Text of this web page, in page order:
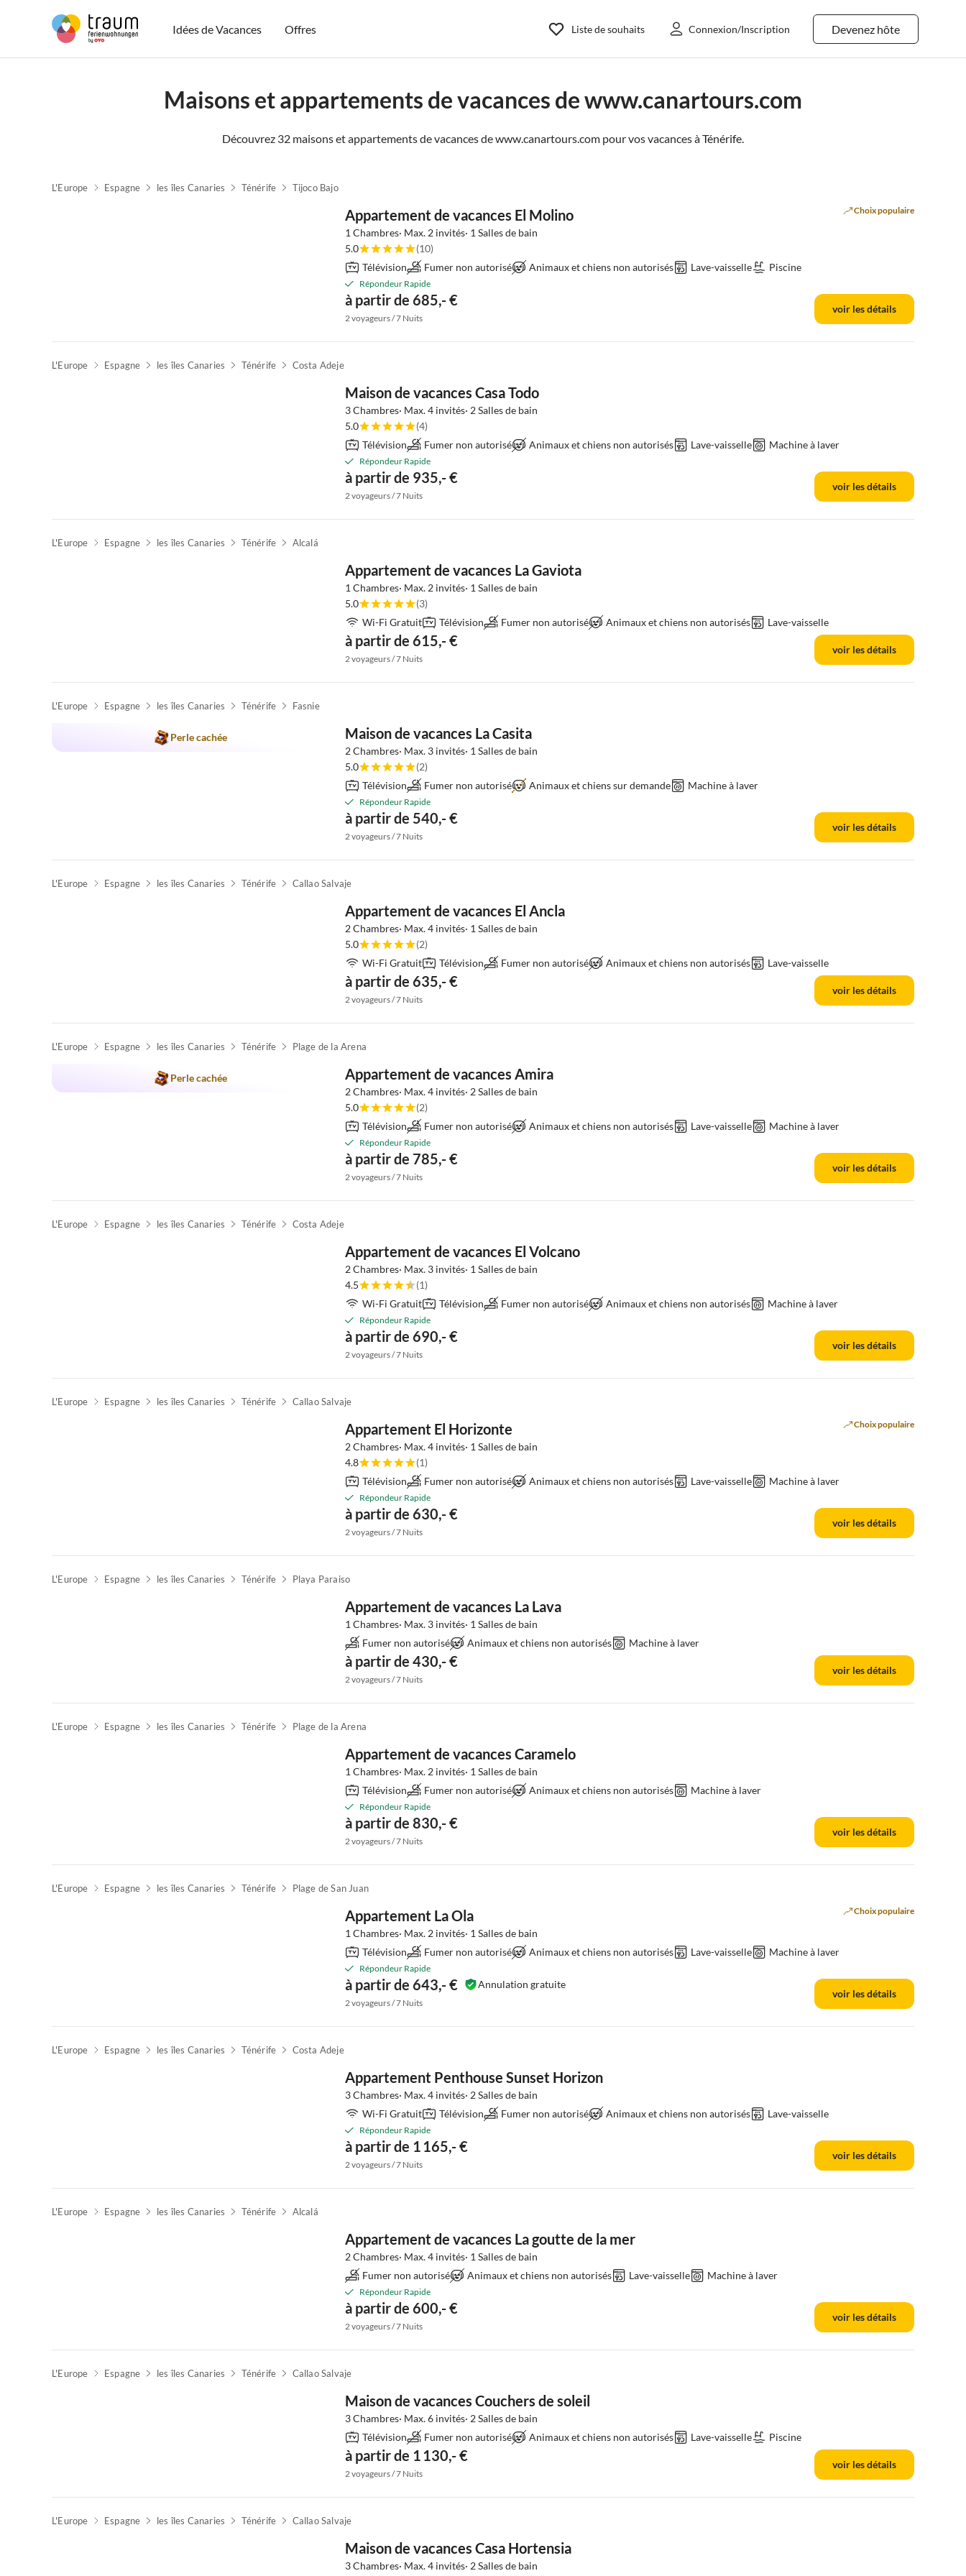
Idées de Vacances Offres Devenez hôte
Liste de souhaits Connexion/Inscription
Maisons et appartements de vacances de www.canartours.com
Découvrez 32 maisons et appartements de vacances de www.canartours.com pour vos vacances àTénérife.
L'Europe Espagne les îles Canaries Ténérife Tijoco Bajo
Appartement de vacances El Molino Choix populaire
1 Chambres· Max. 2 invités· 1 Salles de bain
5.0
(10)
Télévision
Fumer non autorisé Animaux et chiens non autorisés Lave-vaisselle Piscine
Répondeur Rapide
à partir de 685,- €
2 voyageurs / 7 Nuits
voir les détails
L'Europe Espagne les îles Canaries Ténérife Costa Adeje
Maison de vacances Casa Todo
3 Chambres· Max. 4 invités· 2 Salles de bain
5.0
(4)
Télévision
Fumer non autorisé Animaux et chiens non autorisés Lave-vaisselle Machine à laver
Répondeur Rapide
à partir de 935,- €
2 voyageurs / 7 Nuits
voir les détails
L'Europe Espagne les îles Canaries Ténérife Alcalá
Appartement de vacances La Gaviota
1 Chambres· Max. 2 invités· 1 Salles de bain
5.0
(3)
Wi-Fi Gratuit
Télévision Fumer non autorisé Animaux et chiens non autorisés Lave-vaisselle
à partir de 615,- €
2 voyageurs / 7 Nuits
voir les détails
L'Europe Espagne les îles Canaries Ténérife Fasnie
Perle cachée Maison de vacances La Casita
2 Chambres· Max. 3 invités· 1 Salles de bain
5.0
(2)
Télévision
Fumer non autorisé Animaux et chiens sur demande Machine à laver
Répondeur Rapide
à partir de 540,- €
2 voyageurs / 7 Nuits
voir les détails
L'Europe Espagne les îles Canaries Ténérife Callao Salvaje
Appartement de vacances El Ancla
2 Chambres· Max. 4 invités· 1 Salles de bain
5.0
(2)
Wi-Fi Gratuit
Télévision Fumer non autorisé Animaux et chiens non autorisés Lave-vaisselle
à partir de 635,- €
2 voyageurs / 7 Nuits
voir les détails
L'Europe Espagne les îles Canaries Ténérife Plage de la Arena
Perle cachée Appartement de vacances Amira
2 Chambres· Max. 4 invités· 2 Salles de bain
5.0
(2)
Télévision
Fumer non autorisé Animaux et chiens non autorisés Lave-vaisselle Machine à laver
Répondeur Rapide
à partir de 785,- €
2 voyageurs / 7 Nuits
voir les détails
L'Europe Espagne les îles Canaries Ténérife Costa Adeje
Appartement de vacances El Volcano
2 Chambres· Max. 3 invités· 1 Salles de bain
4.5
(1)
Wi-Fi Gratuit
Télévision Fumer non autorisé Animaux et chiens non autorisés Machine à laver
Répondeur Rapide
à partir de 690,- €
2 voyageurs / 7 Nuits
voir les détails
L'Europe Espagne les îles Canaries Ténérife Callao Salvaje
Appartement El Horizonte Choix populaire
2 Chambres· Max. 4 invités· 1 Salles de bain
4.8
(1)
Télévision
Fumer non autorisé Animaux et chiens non autorisés Lave-vaisselle Machine à laver
Répondeur Rapide
à partir de 630,- €
2 voyageurs / 7 Nuits
voir les détails
L'Europe Espagne les îles Canaries Ténérife Playa Paraiso
Appartement de vacances La Lava
1 Chambres· Max. 3 invités· 1 Salles de bain
Fumer non autorisé
Animaux et chiens non autorisés Machine à laver
à partir de 430,- €
2 voyageurs / 7 Nuits
voir les détails
L'Europe Espagne les îles Canaries Ténérife Plage de la Arena
Appartement de vacances Caramelo
1 Chambres· Max. 2 invités· 1 Salles de bain
Télévision
Fumer non autorisé Animaux et chiens non autorisés Machine à laver
Répondeur Rapide
à partir de 830,- €
2 voyageurs / 7 Nuits
voir les détails
L'Europe Espagne les îles Canaries Ténérife Plage de San Juan
Appartement La Ola Choix populaire
1 Chambres· Max. 2 invités· 1 Salles de bain
Télévision
Fumer non autorisé Animaux et chiens non autorisés Lave-vaisselle Machine à laver
Répondeur Rapide
à partir de 643,- € Annulation gratuite
2 voyageurs / 7 Nuits
voir les détails
L'Europe Espagne les îles Canaries Ténérife Costa Adeje
Appartement Penthouse Sunset Horizon
3 Chambres· Max. 4 invités· 2 Salles de bain
Wi-Fi Gratuit
Télévision Fumer non autorisé Animaux et chiens non autorisés Lave-vaisselle
Répondeur Rapide
à partir de 1 165,- €
2 voyageurs / 7 Nuits
voir les détails
L'Europe Espagne les îles Canaries Ténérife Alcalá
Appartement de vacances La goutte de la mer
2 Chambres· Max. 4 invités· 1 Salles de bain
Fumer non autorisé
Animaux et chiens non autorisés Lave-vaisselle Machine à laver
Répondeur Rapide
à partir de 600,- €
2 voyageurs / 7 Nuits
voir les détails
L'Europe Espagne les îles Canaries Ténérife Callao Salvaje
Maison de vacances Couchers de soleil
3 Chambres· Max. 6 invités· 2 Salles de bain
Télévision
Fumer non autorisé Animaux et chiens non autorisés Lave-vaisselle Piscine
à partir de 1 130,- €
2 voyageurs / 7 Nuits
voir les détails
L'Europe Espagne les îles Canaries Ténérife Callao Salvaje
Maison de vacances Casa Hortensia
3 Chambres· Max. 4 invités· 2 Salles de bain